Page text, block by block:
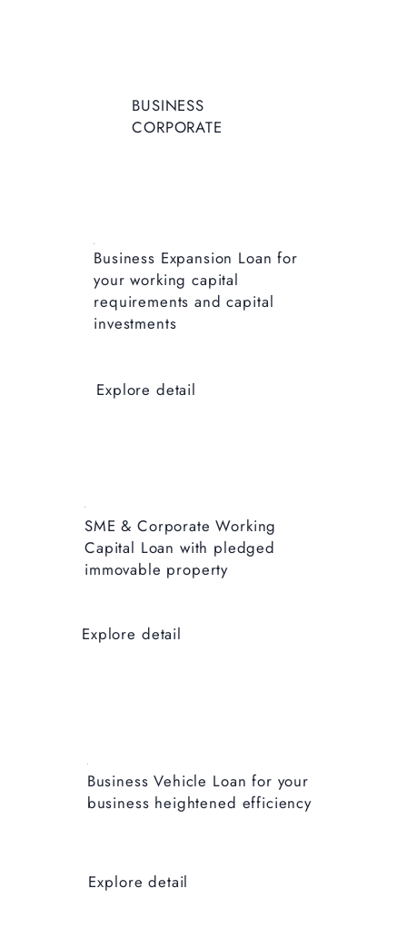
BUSINESS
CORPORATE
Business Expansion Loan for
your working capital
requirements and capital
investments
Explore detail
SME & Corporate ​Working
Capital Loan with pledged
immovable property
Explore detail
Explore detail
Business Vehicle Loan for your
business heightened efficiency